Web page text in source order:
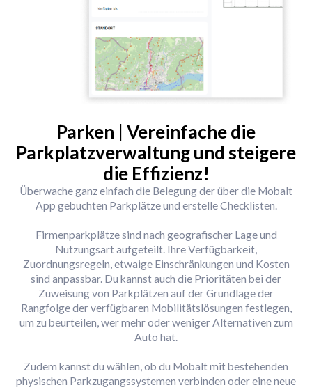
Parken | Vereinfache die
Parkplatzverwaltung und steigere
die Effizienz!
Überwache ganz einfach die Belegung der über die Mobalt
App gebuchten Parkplätze und erstelle Checklisten.
Firmenparkplätze sind nach geografischer Lage und
Nutzungsart aufgeteilt. Ihre Verfügbarkeit,
Zuordnungsregeln, etwaige Einschränkungen und Kosten
sind anpassbar. Du kannst auch die Prioritäten bei der
Zuweisung von Parkplätzen auf der Grundlage der
Rangfolge der verfügbaren Mobilitätslösungen festlegen,
um zu beurteilen, wer mehr oder weniger Alternativen zum
Auto hat.
Zudem kannst du wählen, ob du Mobalt mit bestehenden
physischen Parkzugangssystemen verbinden oder eine neue